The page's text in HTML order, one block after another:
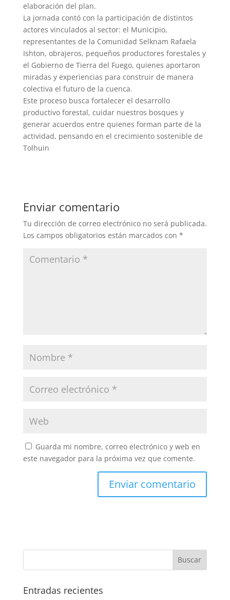
elaboración del plan.
La jornada contó con la participación de distintos
actores vinculados al sector: el Municipio,
representantes de la Comunidad Selknam Rafaela
Ishton, obrajeros, pequeños productores forestales y
el Gobierno de Tierra del Fuego, quienes aportaron
miradas y experiencias para construir de manera
colectiva el futuro de la cuenca.
Este proceso busca fortalecer el desarrollo
productivo forestal, cuidar nuestros bosques y
generar acuerdos entre quienes forman parte de la
actividad, pensando en el crecimiento sostenible de
Tolhuin
Enviar comentario
Tu dirección de correo electrónico no será publicada.
Los campos obligatorios están marcados con *
Guarda mi nombre, correo electrónico y web en
este navegador para la próxima vez que comente.
Entradas recientes